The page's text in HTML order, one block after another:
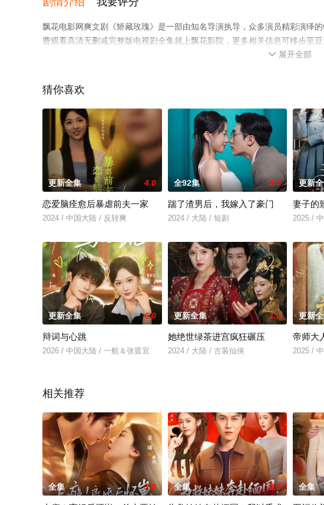
飘花电影网爽文剧《矫藏玫瑰》是一部由知名导演执导，众多演员精彩演绎
费观看高清无删减完整版电视剧全集就上飘花影院，更多相关信息可移步至
 展开全部
猜你喜欢
更新全集 4.0
恋爱脑痊愈后暴虐前夫一家
2024 / 中国大陆 / 反转爽
全92集 2.0
踹了渣男后，我嫁入了豪门
2024 / 大陆 / 短剧
更新
妻子的
2025 /
更新全集 6.0
辩词与心跳
2026 / 中国大陆 / 一航＆张晋宜
更新全集 1.0
她绝世绿茶进宫疯狂碾压
2024 / 大陆 / 古装仙侠
更新
帝师大
2025 /
相关推荐
全集 3.0 全集 2.0 全集